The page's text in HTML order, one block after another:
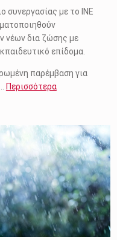
συνεργασίας με το ΙΝΕ
νέων δια ζώσης με
επίδομα.
παρέμβαση για
Περισσότερα